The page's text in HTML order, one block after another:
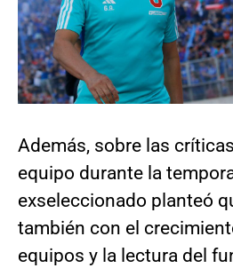
Además, sobre las
equipo durante la
exseleccionado planteó
también con el
equipos y la lectura del